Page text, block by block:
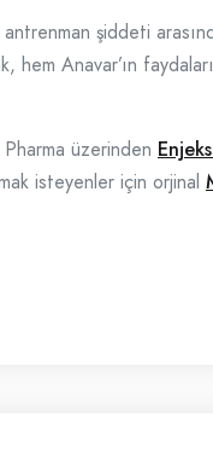
şiddeti
Anavar’ın
üzerinden
isteyenler için orjinal